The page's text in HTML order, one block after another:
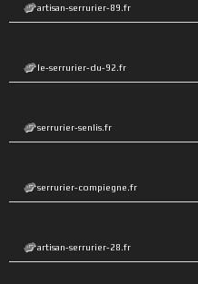
artisan-serrurier-89.fr
le-serrurier-du-92.fr
serrurier-senlis.fr
serrurier-compiegne.fr
artisan-serrurier-28.fr